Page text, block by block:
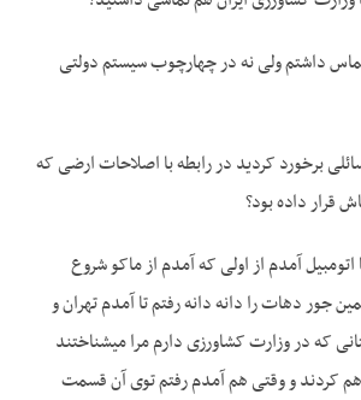
داشتم ولی نه در چهارچوب سیستم دولتی
برخورد کردید در رابطه با اصلاحات ارضی که
قرار داده بود؟
آمدم از اولی که آمدم از ماکو شروع
جور دهات را دانه دانه رفتم تا آمدم تهران و
که در وزارت کشاورزی دارم مرا می­شناختند
کردند و وقتی هم آمدم رفتم توی آن قسمت